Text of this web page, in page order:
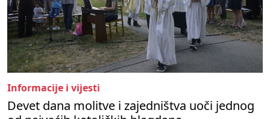
Informacije i vijesti
Devet dana molitve i zajedništva uoči jednog